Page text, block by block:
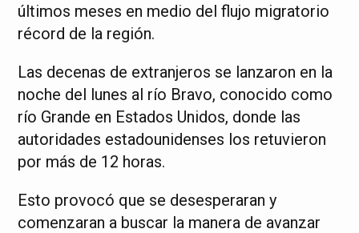
últimos meses en medio del flujo migratorio
récord de la región.
Las decenas de extranjeros se lanzaron en la
noche del lunes al río Bravo, conocido como
río Grande en Estados Unidos, donde las
autoridades estadounidenses los retuvieron
por más de 12 horas.
Esto provocó que se desesperaran y
comenzaran a buscar la manera de avanzar